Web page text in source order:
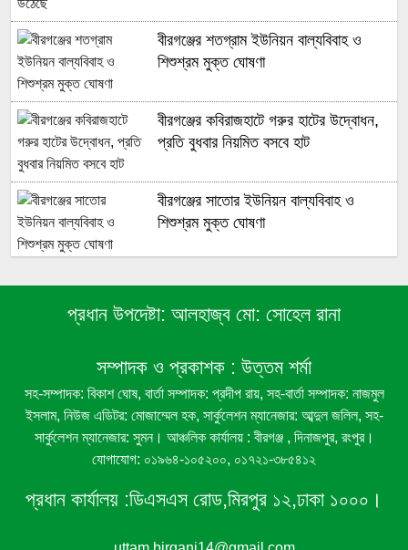
বীরগঞ্জের শতগ্রাম ইউনিয়ন বাল্যবিবাহ ও
শিশুশ্রম মুক্ত ঘোষণা
বীরগঞ্জের কবিরাজহাটে গরুর হাটের উদ্বোধন,
প্রতি বুধবার নিয়মিত বসবে হাট
বীরগঞ্জের সাতোর ইউনিয়ন বাল্যবিবাহ ও
শিশুশ্রম মুক্ত ঘোষণা
বীরগঞ্জের ১১নং মরিচা ইউনিয়ন বাল্যবিবাহ ও
বীরগঞ্জে রেকর্ডীয় রাস্তা দখলের অভিযোগ, ঘর
নির্মাণ নিয়ে দুই পক্ষের পাল্টাপাল্টি দাবি
বীরগঞ্জে লাউগাছের জাঙ্গি কাটার অভিযোগ
প্রধান উপদেষ্টা: আলহাজ্ব মো: সোহেল রানা
সম্পাদক ও প্রকাশক : উত্তম শর্মা
সহ-সম্পাদক: বিকাশ ঘোষ, বার্তা সম্পাদক: প্রদীপ রায়, সহ-বার্তা সম্পাদক: নাজমুল
ইসলাম, নিউজ এডিটর: মোজাম্মেল হক, সার্কুলেশন ম্যানেজার: আব্দুল জলিল, সহ-
সার্কুলেশন ম্যানেজার: সুমন। আঞ্চলিক কার্যালয় : বীরগঞ্জ , দিনাজপুর, রংপুর।
যোগাযোগ: ০১৯৬৪-১০৫২০০, ০১৭২১-৩৮৫৪১২
প্রধান কার্যালয় :ডিএসএস রোড,মিরপুর ১২,ঢাকা ১০০০।